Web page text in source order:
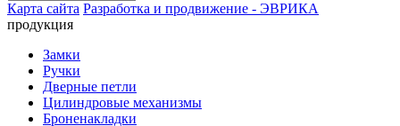
Карта сайта Разработка и продвижение - ЭВРИКА
продукция
Замки
Ручки
Дверные петли
Цилиндровые механизмы
Броненакладки